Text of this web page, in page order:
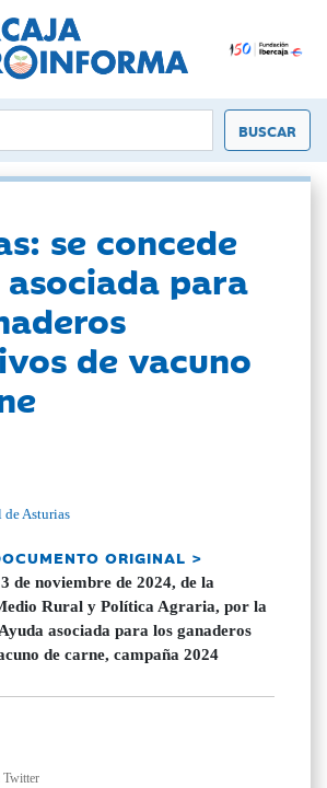
se concede
para
de vacuno
Asturias
ORIGINAL >
de noviembre de 2024, de la
Rural y Política Agraria, por la
asociada para los ganaderos
de carne, campaña 2024
Twitter